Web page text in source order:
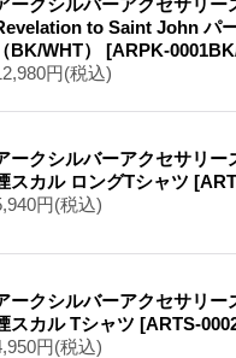
to Saint John パ
（BK/WHT） [ARPK-
円(税込)
ークシルバーアクセサリー
スカル ロングTシャツ
円(税込)
ークシルバーアクセサリー
スカル Tシャツ [ARTS-
円(税込)